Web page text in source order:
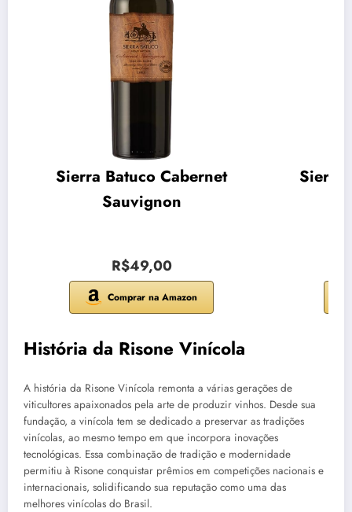
Sierra Batuco Cabernet
Sauvignon
R$49,00
Comprar na Amazon
Sierra
História da Risone Vinícola
A história da Risone Vinícola remonta a várias gerações de
viticultores apaixonados pela arte de produzir vinhos. Desde sua
fundação, a vinícola tem se dedicado a preservar as tradições
vinícolas, ao mesmo tempo em que incorpora inovações
tecnológicas. Essa combinação de tradição e modernidade
permitiu à Risone conquistar prêmios em competições nacionais e
internacionais, solidificando sua reputação como uma das
melhores vinícolas do Brasil.